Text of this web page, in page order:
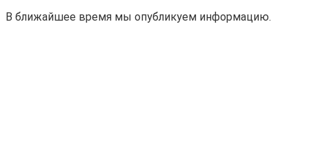
В ближайшее время мы опубликуем информацию.